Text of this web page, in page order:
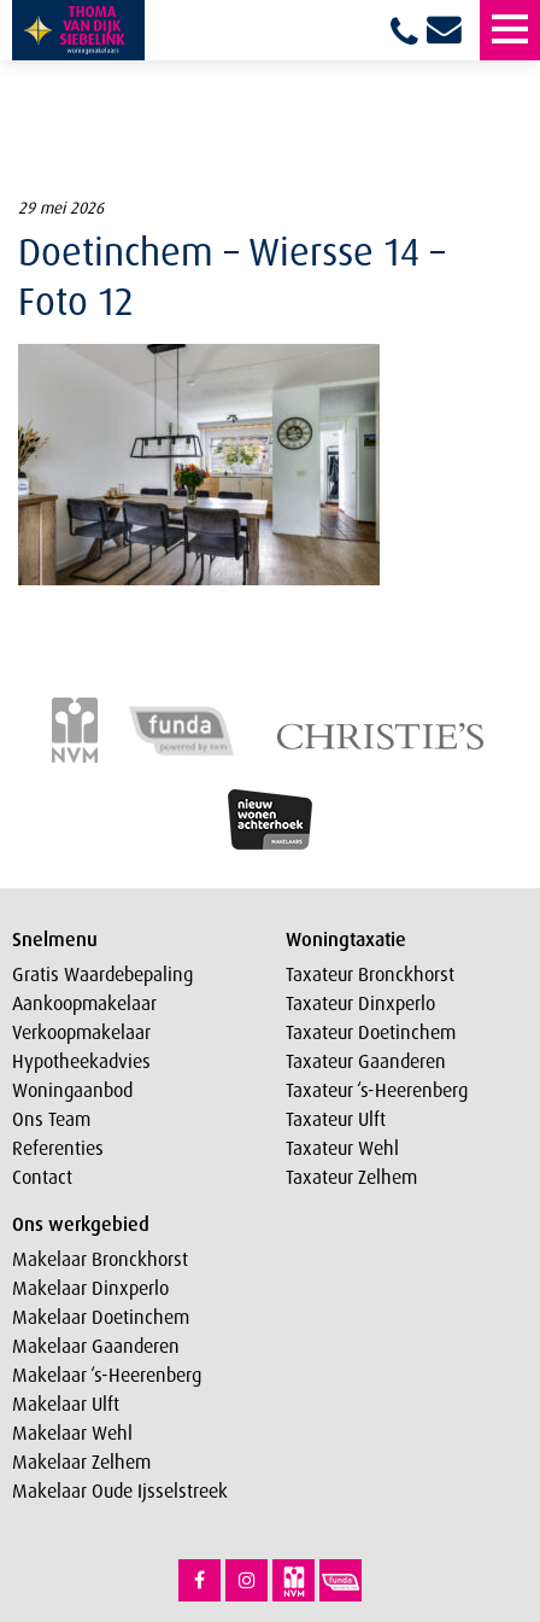
29 mei 2026
Doetinchem – Wiersse 14 –
Foto 12
Snelmenu
Gratis Waardebepaling
Aankoopmakelaar
Verkoopmakelaar
Hypotheekadvies
Woningaanbod
Ons Team
Referenties
Contact
Woningtaxatie
Taxateur Bronckhorst
Taxateur Dinxperlo
Taxateur Doetinchem
Taxateur Gaanderen
Taxateur ‘s-Heerenberg
Taxateur Ulft
Taxateur Wehl
Taxateur Zelhem
Ons werkgebied
Makelaar Bronckhorst
Makelaar Dinxperlo
Makelaar Doetinchem
Makelaar Gaanderen
Makelaar ‘s-Heerenberg
Makelaar Ulft
Makelaar Wehl
Makelaar Zelhem
Makelaar Oude Ijsselstreek